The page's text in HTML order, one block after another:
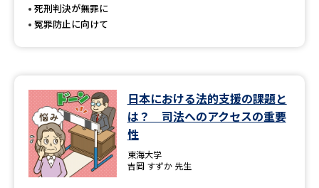
大学入学共通テスト「受験上の
配慮案内」の請求
高等学校（情報）教員資格認定
大学研究
死刑判決が無罪に
冤罪防止に向けて
日本における法的支援の課題と
は？ 司法へのアクセスの重要
性
東海大学
吉岡 すずか 先生